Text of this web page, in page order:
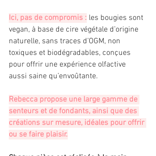
Ici, pas de compromis : les bougies sont
vegan, à base de cire végétale d’origine
naturelle, sans traces d’OGM, non
toxiques et biodégradables, conçues
pour offrir une expérience olfactive
aussi saine qu’envoûtante.
Rebecca propose une large gamme de
senteurs et de fondants, ainsi que des
créations sur mesure, idéales pour offrir
ou se faire plaisir.